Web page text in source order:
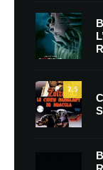
7.5